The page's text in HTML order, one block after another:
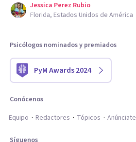
Jessica Perez Rubio
Florida, Estados Unidos de América
Psicólogos nominados y premiados
PyM Awards 2024
Conócenos
Equipo
Redactores Tópicos Anúnciate
Síguenos